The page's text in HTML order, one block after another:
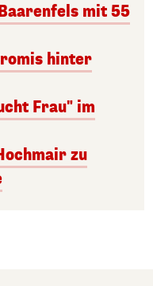
mit 55
hinter
Frau" im
zu